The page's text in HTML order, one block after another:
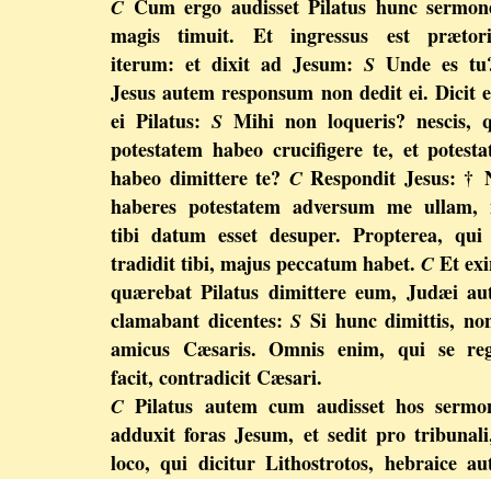
C Cum ergo audisset Pilatus hunc
magis timuit. Et ingressus est
iterum: et dixit ad Jesum: SUnde es
Jesus autem responsum non dedit ei. Dicit
ei Pilatus:S Mihi non loqueris? nescis,
potestatem habeo crucifigere te, et
habeo dimittere te? CRespondit Jesus: †
haberes potestatem adversum me ullam,
tibi datum esset desuper. Propterea, qui
tradidit tibi, majus peccatum habet.C Et
quærebat Pilatus dimittere eum, Judæi
clamabant dicentes:S Si hunc dimittis,
amicus Cæsaris. Omnis enim, qui se
facit, contradicit Cæsari.
C Pilatus autem cum audisset hos
adduxit foras Jesum, et sedit pro
loco, qui dicitur Lithostrotos, hebraice